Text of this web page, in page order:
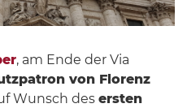
, am Ende der Via
von Florenz
Wunsch des ersten